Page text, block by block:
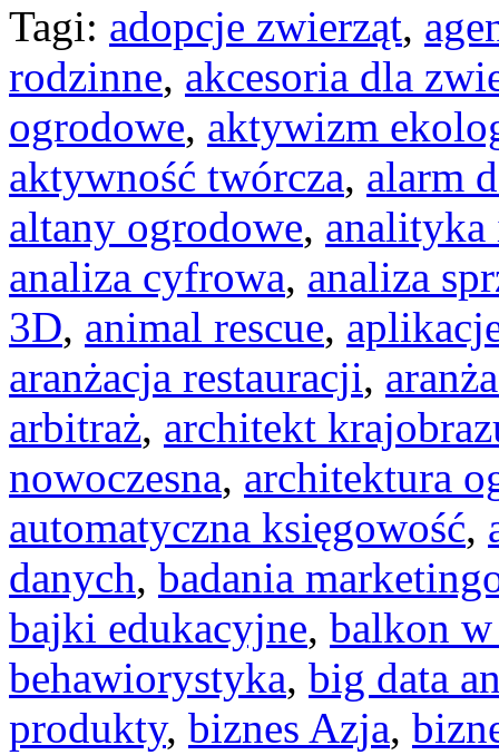
Tagi: adopcje zwierząt,
rodzinne, akcesoria dla
ogrodowe, aktywizm
aktywność twórcza, alarm
altany ogrodowe, analityka
analiza cyfrowa, analiza
3D, animal rescue,
aranżacja restauracji,
arbitraż, architekt
nowoczesna, architektura
automatyczna księgowość,
danych, badania
bajki edukacyjne, balkon
behawiorystyka, big data
produkty, biznes Azja,